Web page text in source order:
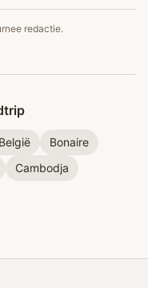
redactie.
België
Bonaire
Cambodja